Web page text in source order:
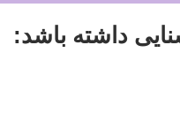
داشته باشد: